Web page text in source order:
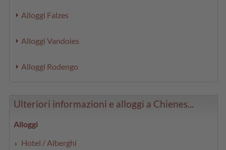
Alloggi Falzes
Alloggi Vandoies
Alloggi Rodengo
Ulteriori informazioni e alloggi a Chienes...
Alloggi
Hotel / Alberghi